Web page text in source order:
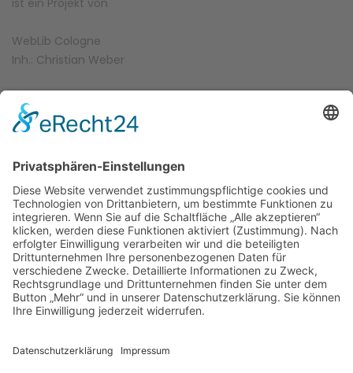
ist ein Projekt von
WebLib Cologne
Inh.: Christian Weber
51067 Köln-Holweide
info@weblib.de